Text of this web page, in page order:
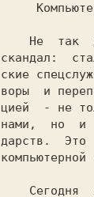
скандал:
ские
воры  и
цией  - не
нами,  но  и
дapcтв.  Это